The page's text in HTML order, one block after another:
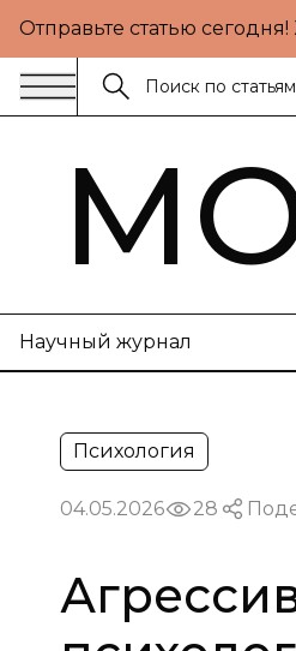
Отправьте статью
Научный журнал
Психология
04.05.2026 28